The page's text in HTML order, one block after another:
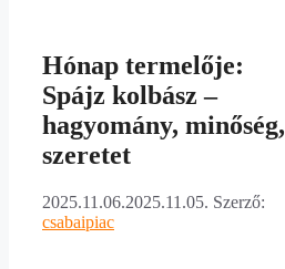
Hónap termelője:
Spájz kolbász –
hagyomány, minőség,
szeretet
2025.11.06.2025.11.05. Szerző:
csabaipiac